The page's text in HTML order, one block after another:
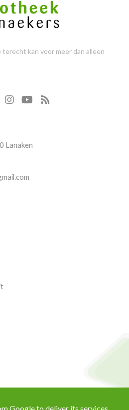
terecht kan voor meer dan alleen
Lanaken